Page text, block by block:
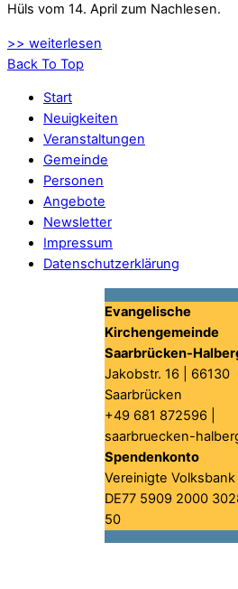
Hüls vom 14. April zum Nachlesen.
>> weiterlesen
Back To Top
Start
Neuigkeiten
Veranstaltungen
Gemeinde
Personen
Angebote
Newsletter
Impressum
Datenschutzerklärung
Evangelische
Kirchengemeinde
Saarbrücken-
Jakobstr. 16 | 66130
Saarbrücken
+49 681 872596 |
saarbruecken-
Spendenkonto
Vereinigte Volksbank
DE77 5909 2000
50